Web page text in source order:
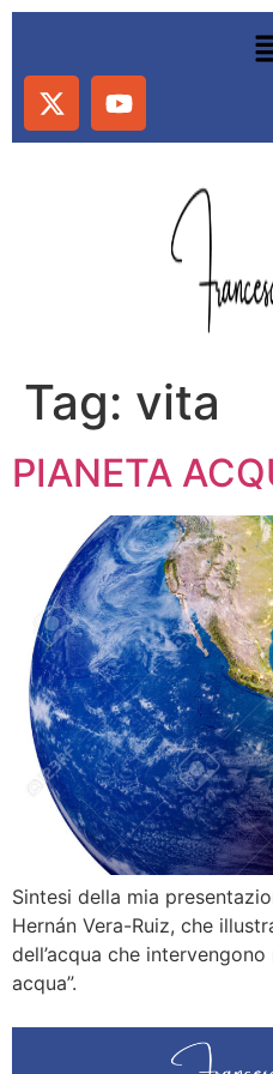
Tag: vita
PIANETA
Sintesi della mia
Hernán Vera-Ruiz, che
dell’acqua che
acqua”.